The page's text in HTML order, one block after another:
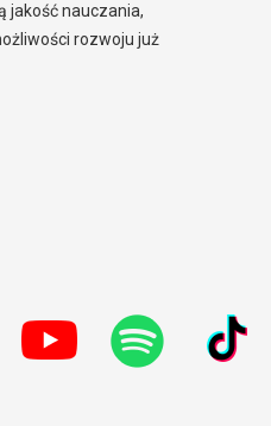
jakość nauczania,
rozwoju już